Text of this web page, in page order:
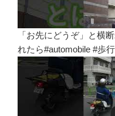
「お先にどうぞ」と横
れたら#automobile #歩